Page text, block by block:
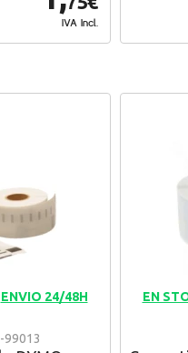
IVA Incl.
ENVIO 24/48H
99013
EN